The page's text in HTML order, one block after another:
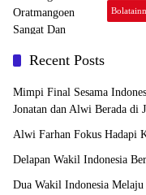
Recent Posts
Mimpi Final Sesama
Jonatan dan Alwi Berada di
Alwi Farhan Fokus Hadapi
Delapan Wakil Indonesia
Dua Wakil Indonesia